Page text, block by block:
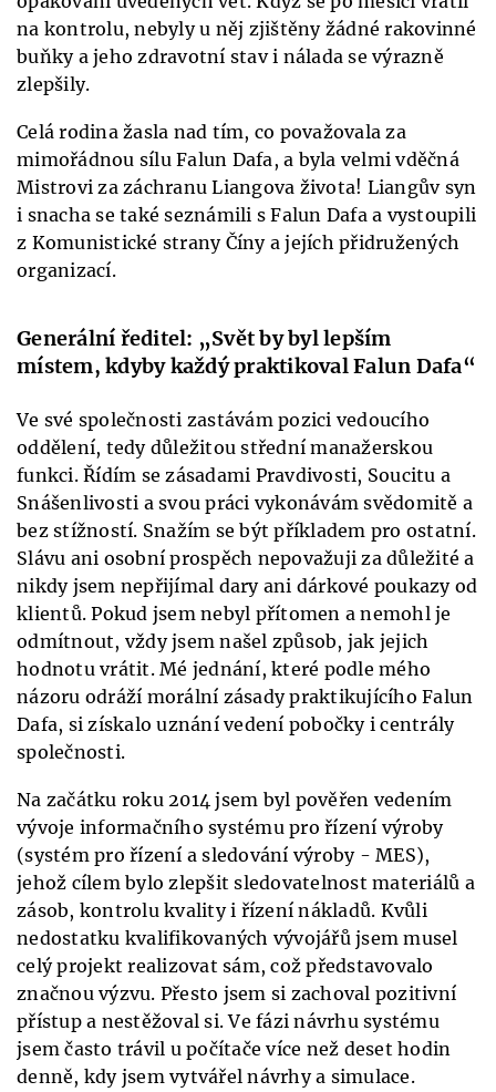
na kontrolu, nebyly u něj zjištěny žádné rakovinné
buňky a jeho zdravotní stav i nálada se výrazně
zlepšily.
Celá rodina žasla nad tím, co považovala za
mimořádnou sílu Falun Dafa, a byla velmi vděčná
Mistrovi za záchranu Liangova života! Liangův syn
i snacha se také seznámili s Falun Dafa a vystoupili
z Komunistické strany Číny a jejích přidružených
organizací.
Generální ředitel: „Svět by byl lepším
místem, kdyby každý praktikoval Falun Dafa“
Ve své společnosti zastávám pozici vedoucího
oddělení, tedy důležitou střední manažerskou
funkci. Řídím se zásadami Pravdivosti, Soucitu a
Snášenlivosti a svou práci vykonávám svědomitě a
bez stížností. Snažím se být příkladem pro ostatní.
Slávu ani osobní prospěch nepovažuji za důležité a
nikdy jsem nepřijímal dary ani dárkové poukazy od
klientů. Pokud jsem nebyl přítomen a nemohl je
odmítnout, vždy jsem našel způsob, jak jejich
hodnotu vrátit. Mé jednání, které podle mého
názoru odráží morální zásady praktikujícího Falun
Dafa, si získalo uznání vedení pobočky i centrály
společnosti.
Na začátku roku 2014 jsem byl pověřen vedením
vývoje informačního systému pro řízení výroby
(systém pro řízení a sledování výroby - MES),
jehož cílem bylo zlepšit sledovatelnost materiálů a
zásob, kontrolu kvality i řízení nákladů. Kvůli
nedostatku kvalifikovaných vývojářů jsem musel
celý projekt realizovat sám, což představovalo
značnou výzvu. Přesto jsem si zachoval pozitivní
přístup a nestěžoval si. Ve fázi návrhu systému
jsem často trávil u počítače více než deset hodin
denně, kdy jsem vytvářel návrhy a simulace.